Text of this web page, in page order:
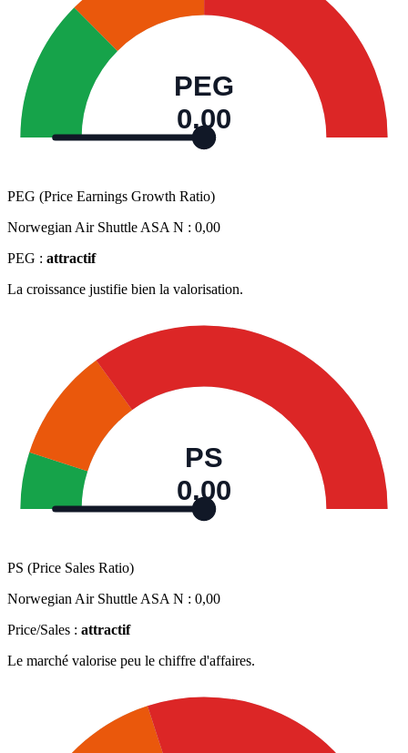
PEG
0,00
PEG (Price Earnings Growth Ratio)
Norwegian Air Shuttle ASA N : 0,00
PEG : attractif
La croissance justifie bien la valorisation.
PS
0,00
PS (Price Sales Ratio)
Norwegian Air Shuttle ASA N : 0,00
Price/Sales : attractif
Le marché valorise peu le chiffre d'affaires.